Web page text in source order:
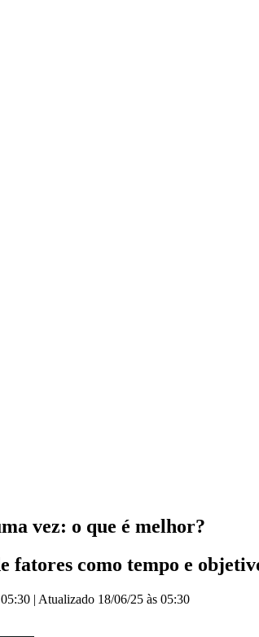
vez: o que é melhor?
fatores como tempo e
| Atualizado 18/06/25 às 05:30